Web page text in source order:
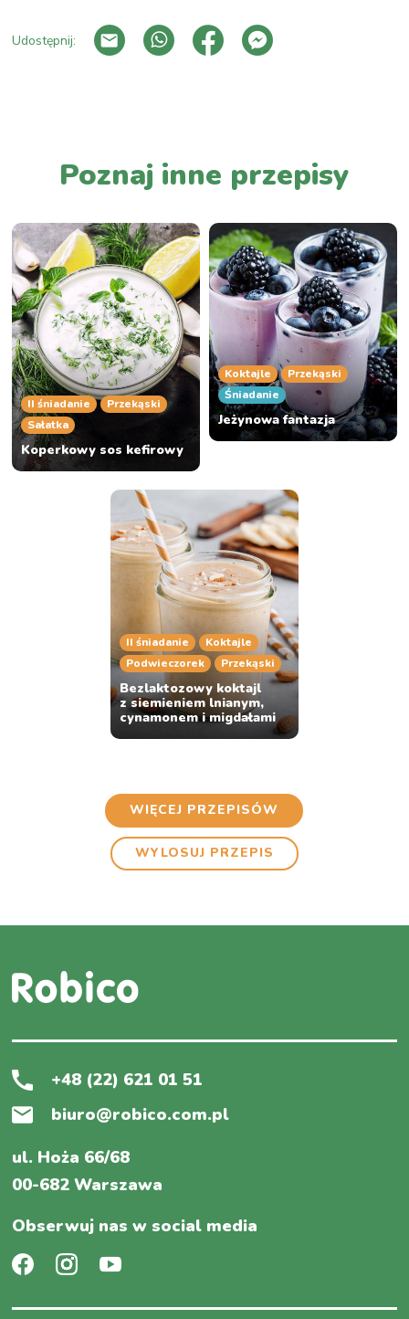
Udostępnij:
Poznaj inne przepisy
II śniadanie
Przekąski
Sałatka
Koperkowy sos kefirowy
Koktajle
Przekąski
Śniadanie
Jeżynowa fantazja
II śniadanie
Koktajle
Podwieczorek
Przekąski
Bezlaktozowy koktajl
z siemieniem lnianym,
cynamonem i migdałami
WIĘCEJ PRZEPISÓW
WYLOSUJ PRZEPIS
+48 (22) 621 01 51
biuro@robico.com.pl
ul. Hoża 66/68
00-682 Warszawa
Obserwuj nas w social media